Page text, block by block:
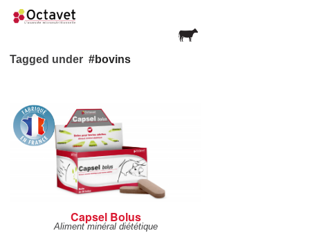
Tagged under bovins
Capsel Bolus
Aliment minéral diététique